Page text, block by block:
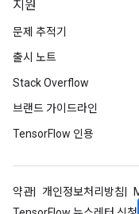
지원
문제 추적기
출시 노트
Stack Overflow
브랜드 가이드라인
TensorFlow 인용
약관 개인정보처리방침